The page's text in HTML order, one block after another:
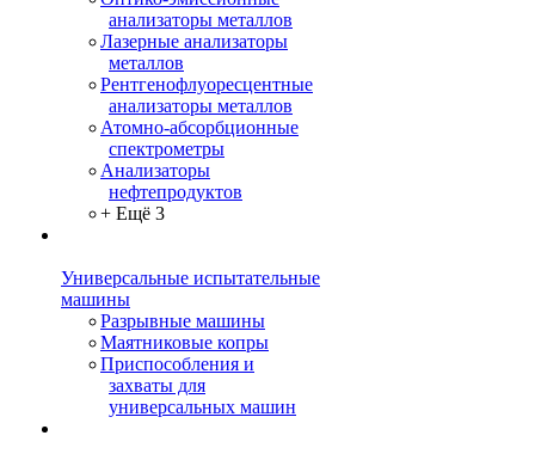
анализаторы металлов
Лазерные анализаторы
металлов
Рентгенофлуоресцентные
анализаторы металлов
Атомно-абсорбционные
спектрометры
Анализаторы
нефтепродуктов
+ Ещё 3
Универсальные испытательные
машины
Разрывные машины
Маятниковые копры
Приспособления и
захваты для
универсальных машин